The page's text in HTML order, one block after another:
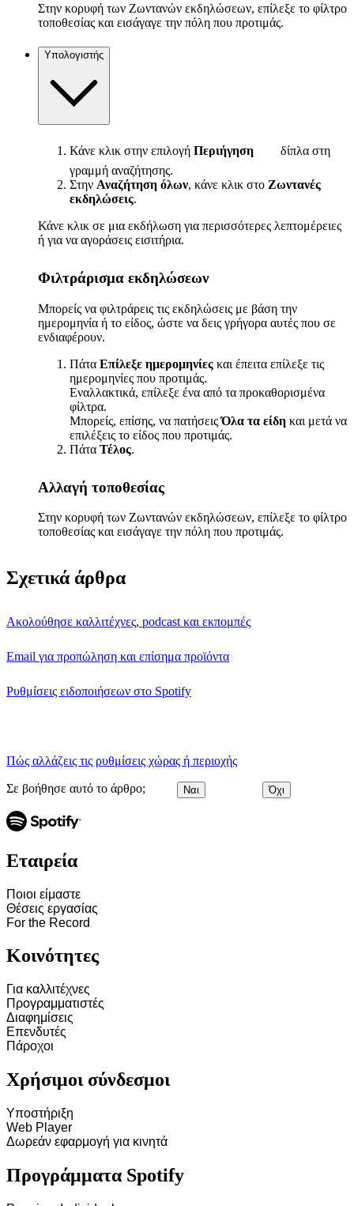
Στην κορυφή των Ζωντανών εκδηλώσεων, επίλεξε το φίλτρο
τοποθεσίας και εισάγαγε την πόλη που προτιμάς.
Υπολογιστής
Κάνε κλικ στην επιλογή Περιήγηση
δίπλα στη
γραμμή αναζήτησης.
Στην Αναζήτηση όλων, κάνε κλικ στο Ζωντανές
εκδηλώσεις.
Κάνε κλικ σε μια εκδήλωση για περισσότερες λεπτομέρειες
ή για να αγοράσεις εισιτήρια.
Φιλτράρισμα εκδηλώσεων
Μπορείς να φιλτράρεις τις εκδηλώσεις με βάση την
ημερομηνία ή το είδος, ώστε να δεις γρήγορα αυτές που σε
ενδιαφέρουν.
Πάτα Επίλεξε ημερομηνίες και έπειτα επίλεξε τις
ημερομηνίες που προτιμάς.
Εναλλακτικά, επίλεξε ένα από τα προκαθορισμένα
φίλτρα.
Μπορείς, επίσης, να πατήσειςΌλα τα είδη και μετά να
επιλέξεις το είδος που προτιμάς.
Πάτα Τέλος.
Αλλαγή τοποθεσίας
Στην κορυφή των Ζωντανών εκδηλώσεων, επίλεξε το φίλτρο
τοποθεσίας και εισάγαγε την πόλη που προτιμάς.
Σχετικά άρθρα
Ακολούθησε καλλιτέχνες, podcast και εκπομπές
Email για προπώληση και επίσημα προϊόντα
Ρυθμίσεις ειδοποιήσεων στο Spotify
Πώς αλλάζεις τις ρυθμίσεις χώρας ή περιοχής
Σε βοήθησε αυτό το άρθρο; Ναι Όχι
Εταιρεία
Ποιοι είμαστε
Θέσεις εργασίας
For the Record
Κοινότητες
Για καλλιτέχνες
Προγραμματιστές
Διαφημίσεις
Επενδυτές
Πάροχοι
Χρήσιμοι σύνδεσμοι
Υποστήριξη
Web Player
Δωρεάν εφαρμογή για κινητά
Προγράμματα Spotify